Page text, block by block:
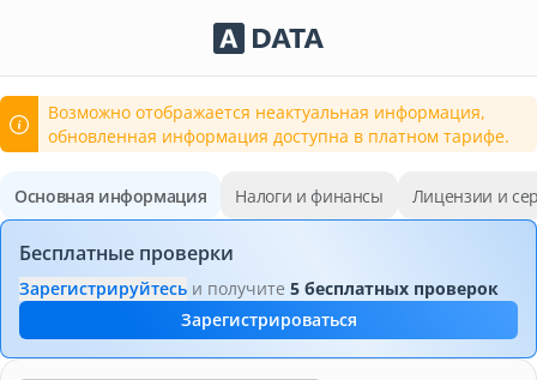
Сервисы Adata.kz
Возможно отображается неактуальная информация,
обновленная информация доступна в платном тарифе.
Основная информация Налоги и финансы Лицензии и
Бесплатные проверки
Зарегистрируйтесь и получите 5 бесплатных проверок
Зарегистрироваться